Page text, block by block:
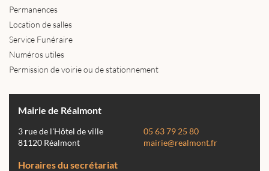
Permanences
Location de salles
Service Funéraire
Numéros utiles
Permission de voirie ou de stationnement
Mairie de Réalmont
3 rue de l'Hôtel de ville
81120 Réalmont
05 63 79 25 80
mairie@realmont.fr
Horaires du secrétariat